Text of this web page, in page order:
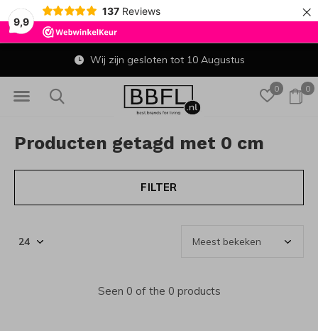
9,9
137 Reviews ×
0 0
Wij zijn gesloten tot 10 Augustus
Producten getagd met 0 cm
FILTER
Seen 0 of the 0 products